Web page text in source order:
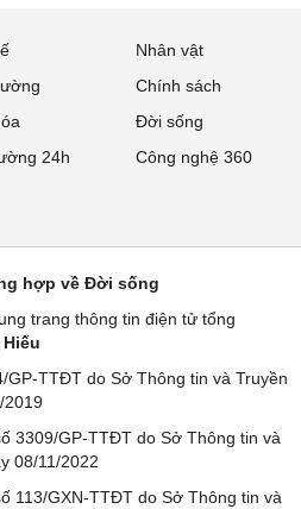
Nhân vật
Chính sách
Đời sống
24h
Công nghệ 360
hợp về Đời sống
trang thông tin điện tử tổng
GP-TTĐT do Sở Thông tin và Truyền
2019
3309/GP-TTĐT do Sở Thông tin và
08/11/2022
113/GXN-TTĐT do Sở Thông tin và